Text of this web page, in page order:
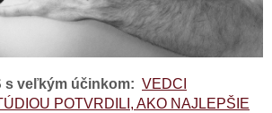
s veľkým účinkom: VEDCI
POTVRDILI, AKO NAJLEPŠIE